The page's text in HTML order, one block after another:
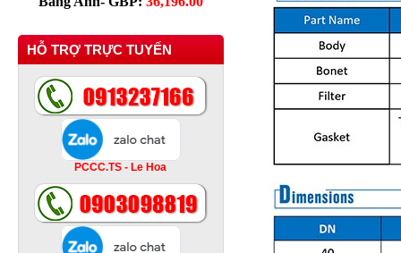
HỖ TRỢ TRỰC TUYẾN
PCCC.TS - Le Hoa